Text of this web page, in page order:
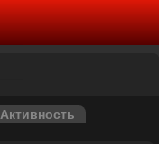
Активность